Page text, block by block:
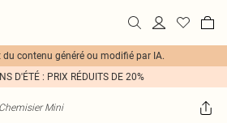
du contenu généré ou modifié par IA.
D'ÉTÉ : PRIX RÉDUITS DE 20%
Mini